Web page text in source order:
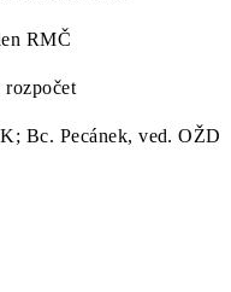
RMČ
rozpočet
Bc. Pecánek, ved. OŽD